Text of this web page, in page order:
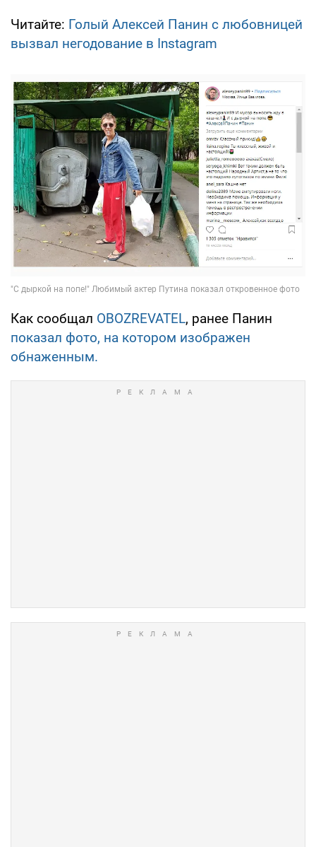
Читайте: Голый Алексей Панин с любовницей
вызвал негодование в Instagram
Как сообщал OBOZREVATEL, ранее Панин
показал фото, на котором изображен
обнаженным.